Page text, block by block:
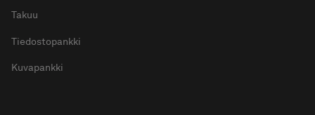
Takuu
Tiedostopankki
Kuvapankki